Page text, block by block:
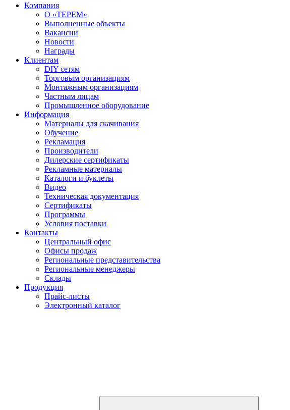
Компания
О «ТЕРЕМ»
Выполненные объекты
Вакансии
Новости
Награды
Клиентам
DIY сетям
Торговым организациям
Монтажным организациям
Частным лицам
Промышленное оборудование
Информация
Материалы для скачивания
Обучение
Рекламация
Производители
Дилерские сертификаты
Рекламные материалы
Каталоги и буклеты
Видео
Техническая документация
Сертификаты
Программы
Условия поставки
Контакты
Центральный офис
Офисы продаж
Региональные представительства
Региональные менеджеры
Склады
Продукция
Прайс-листы
Электронный каталог